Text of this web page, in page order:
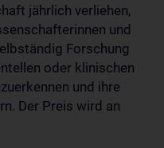
jährlich verliehen,
und
Forschung
oder klinischen
und ihre
Der Preis wird an